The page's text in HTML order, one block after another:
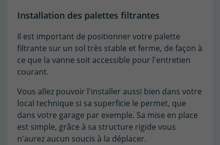
Installation des palettes filtrantes
Il est important de positionner votre palette
filtrante sur un sol très stable et ferme, de façon à
ce que la vanne soit accessible pour l'entretien
courant.
Vous allez pouvoir l'installer aussi bien dans votre
local technique si sa superficie le permet, que
dans votre garage par exemple. Sa mise en place
est simple, grâce à sa structure rigide vous
n'aurez aucun soucis à la déplacer.